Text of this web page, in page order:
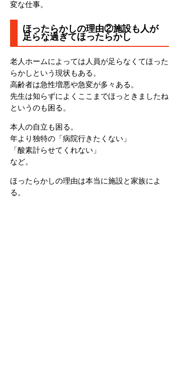
変な仕事。
ほったらかしの理由②施設も人が
足らな過ぎてほったらかし
老人ホームによっては人員が足らなくてほった
らかしという現状もある。
高齢者は急性増悪や急変が多々ある。
先生は知らずによくここまでほっときましたね
というのも困る。
本人の自立も困る。
年より独特の「病院行きたくない」
「酸素計らせてくれない」
など。
ほったらかしの理由は本当に施設と家族によ
る。